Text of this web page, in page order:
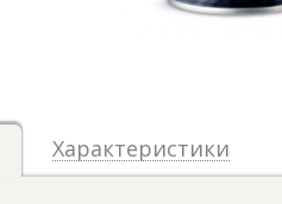
Характеристики